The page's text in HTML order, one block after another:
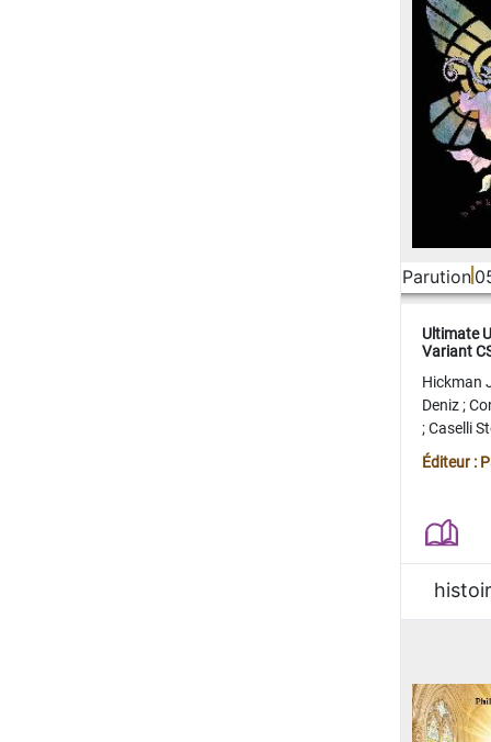
Parution
Ultimate
Variant
Hickman
Deniz;
;Caselli
Juan
Éditeur :